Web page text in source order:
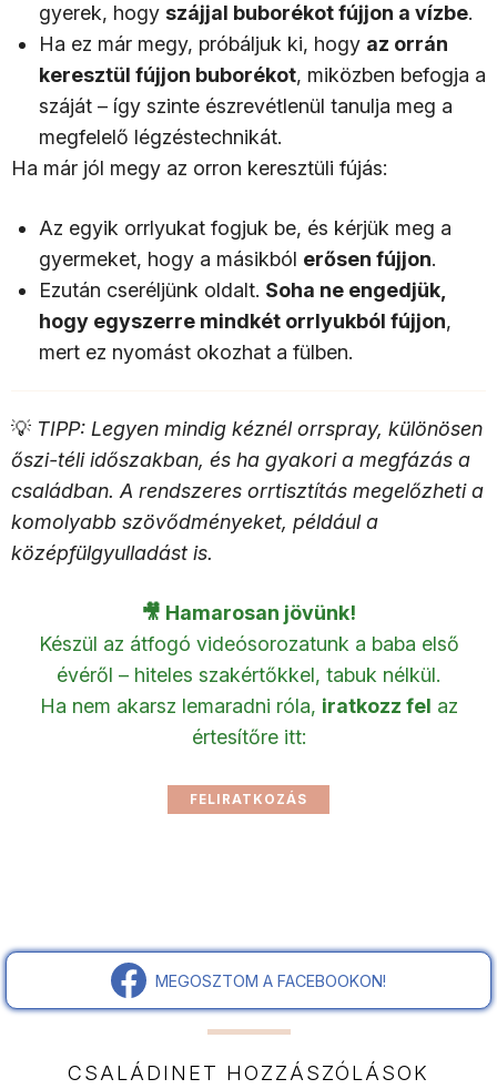
gyerek, hogy szájjal buborékot fújjon a vízbe.
Ha ez már megy, próbáljuk ki, hogy az orrán
keresztül fújjon buborékot, miközben befogja a
száját – így szinte észrevétlenül tanulja meg a
megfelelő légzéstechnikát.
Ha már jól megy az orron keresztüli fújás:
Az egyik orrlyukat fogjuk be, és kérjük meg a
gyermeket, hogy a másikból erősen fújjon.
Ezután cseréljünk oldalt. Soha ne engedjük,
hogy egyszerre mindkét orrlyukból fújjon,
mert ez nyomást okozhat a fülben.
💡 TIPP: Legyen mindig kéznél orrspray, különösen
őszi-téli időszakban, és ha gyakori a megfázás a
családban. A rendszeres orrtisztítás megelőzheti a
komolyabb szövődményeket, például a
középfülgyulladást is.
🎥 Hamarosan jövünk!
Készül az átfogó videósorozatunk a baba első
évéről – hiteles szakértőkkel, tabuk nélkül.
Ha nem akarsz lemaradni róla, iratkozz fel az
értesítőre itt:
MEGOSZTOM A FACEBOOKON!
CSALÁDINET HOZZÁSZÓLÁSOK